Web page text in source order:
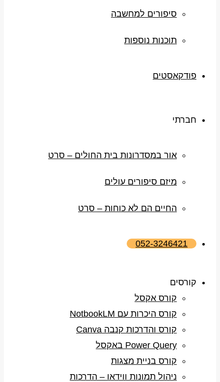
סיפורים למחשבה
תוכנות נוספות
פודקאסטים
חברתי
אור במסדרונות בית החולים – סרט
מיזם סיפורים עולים
החיים הם לא כוחות – סרט
052-3246421
קורסים
קורס אקסל
קורס היכרות עם NotbookLM
קורס והדרכות קנבה Canva
Power Query באקסל
קורס בניית מצגות
ניהול תמונות ווידאו – הדרכות